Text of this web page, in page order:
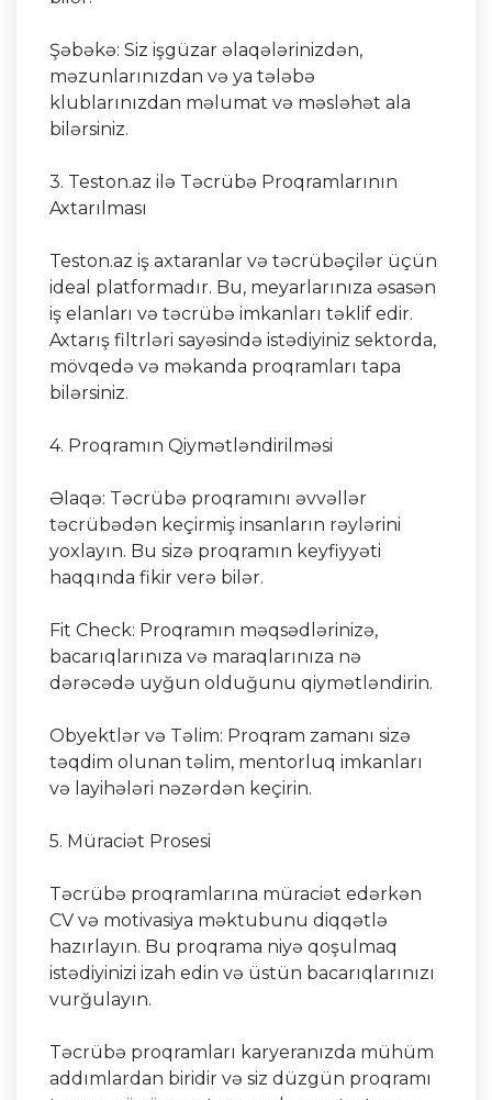
Şəbəkə: Siz işgüzar əlaqələrinizdən,
məzunlarınızdan və ya tələbə
klublarınızdan məlumat və məsləhət ala
bilərsiniz.
3. Teston.az ilə Təcrübə Proqramlarının
Axtarılması
Teston.az iş axtaranlar və təcrübəçilər üçün
ideal platformadır. Bu, meyarlarınıza əsasən
iş elanları və təcrübə imkanları təklif edir.
Axtarış filtrləri sayəsində istədiyiniz sektorda,
mövqedə və məkanda proqramları tapa
bilərsiniz.
4. Proqramın Qiymətləndirilməsi
Əlaqə: Təcrübə proqramını əvvəllər
təcrübədən keçirmiş insanların rəylərini
yoxlayın. Bu sizə proqramın keyfiyyəti
haqqında fikir verə bilər.
Fit Check: Proqramın məqsədlərinizə,
bacarıqlarınıza və maraqlarınıza nə
dərəcədə uyğun olduğunu qiymətləndirin.
Obyektlər və Təlim: Proqram zamanı sizə
təqdim olunan təlim, mentorluq imkanları
və layihələri nəzərdən keçirin.
5. Müraciət Prosesi
Təcrübə proqramlarına müraciət edərkən
CV və motivasiya məktubunu diqqətlə
hazırlayın. Bu proqrama niyə qoşulmaq
istədiyinizi izah edin və üstün bacarıqlarınızı
vurğulayın.
Təcrübə proqramları karyeranızda mühüm
addımlardan biridir və siz düzgün proqramı